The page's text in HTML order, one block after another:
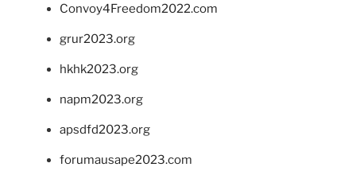
Convoy4Freedom2022.com
grur2023.org
hkhk2023.org
napm2023.org
apsdfd2023.org
forumausape2023.com